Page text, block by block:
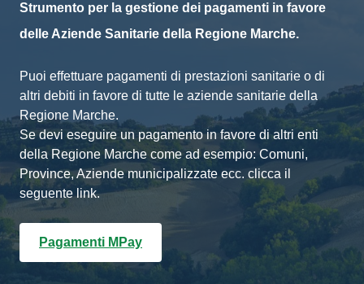
Strumento per la gestione dei pagamenti in favore
delle Aziende Sanitarie della Regione Marche.
Puoi effettuare pagamenti di prestazioni sanitarie o di
altri debiti in favore di tutte le aziende sanitarie della
Regione Marche.
Se devi eseguire un pagamento in favore di altri enti
della Regione Marche come ad esempio: Comuni,
Province, Aziende municipalizzate ecc. clicca il
seguente link.
Pagamenti MPay